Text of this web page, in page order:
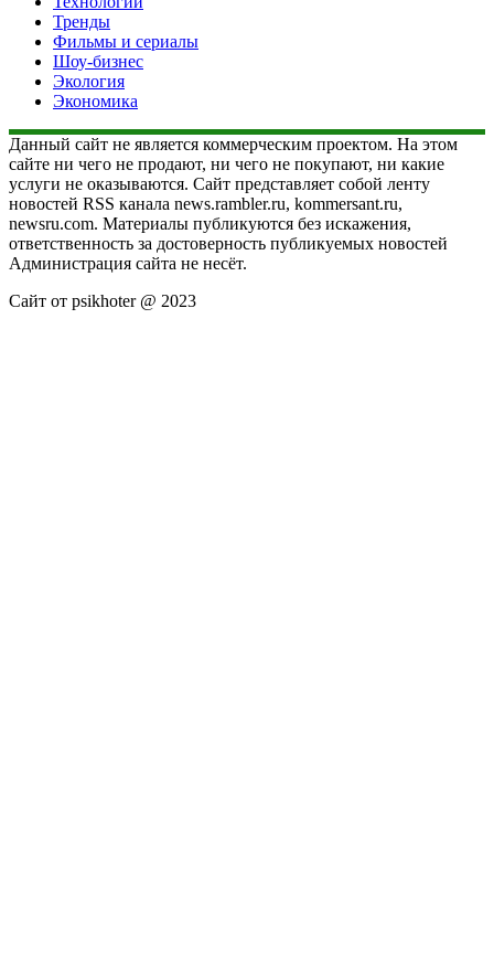
Тренды
Фильмы и сериалы
Шоу-бизнес
Экология
Экономика
Данный сайт не является коммерческим проектом. На этом
сайте ни чего не продают, ни чего не покупают, ни какие
услуги не оказываются. Сайт представляет собой ленту
новостей RSS канала news.rambler.ru, kommersant.ru,
newsru.com. Материалы публикуются без искажения,
ответственность за достоверность публикуемых новостей
Администрация сайта не несёт.
Сайт от psikhoter @ 2023